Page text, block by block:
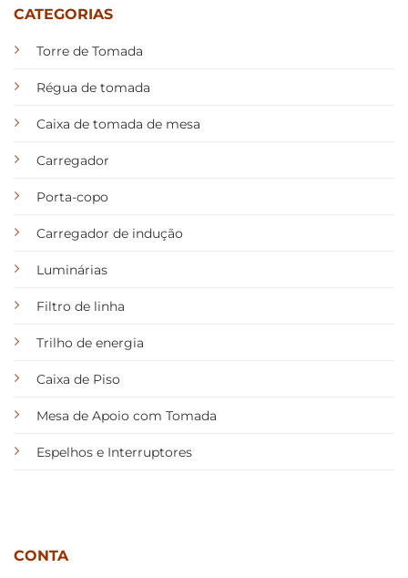
CATEGORIAS
Torre de Tomada
Régua de tomada
Caixa de tomada de mesa
Carregador
Porta-copo
Carregador de indução
Luminárias
Filtro de linha
Trilho de energia
Caixa de Piso
Mesa de Apoio com Tomada
Espelhos e Interruptores
CONTA